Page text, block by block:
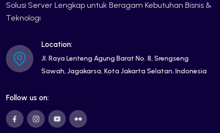
Solusi Server Lengkap untuk Beragam Kebutuhan Bisnis &
Teknologi
Location:
Jl. Raya Lenteng Agung Barat No. 8, Srengseng
Sawah, Jagakarsa, Kota Jakarta Selatan, Indonesia
Follow us on: